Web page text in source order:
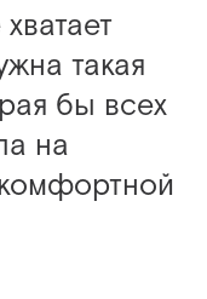
такая
бы всех
на